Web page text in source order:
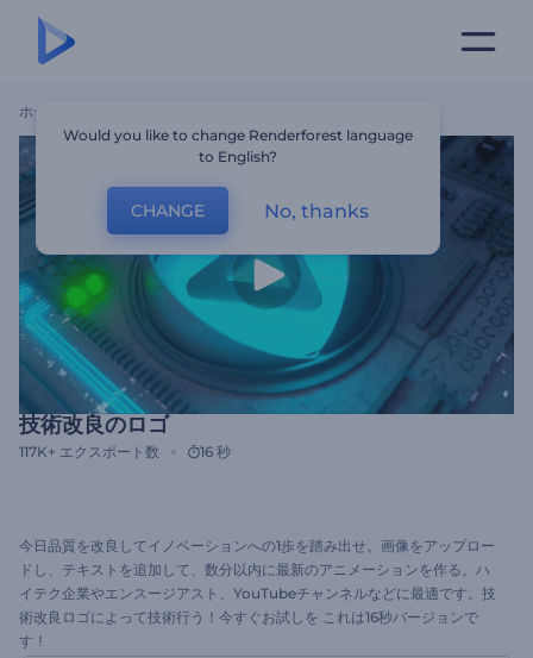
ホーム
技術改良のロゴ
117K+ エクスポート数 16 秒
今日品質を改良してイノベーションへの1歩を踏み出せ。画像をアップロー
ドし、テキストを追加して、数分以内に最新のアニメーションを作る。ハ
イテク企業やエンスージアスト、YouTubeチャンネルなどに最適です。​‎技
術改良ロゴによって技術行う！今すぐお試しを これは16秒バージョンで
す！
Would you like to change Renderforest language
to English?
CHANGE No, thanks